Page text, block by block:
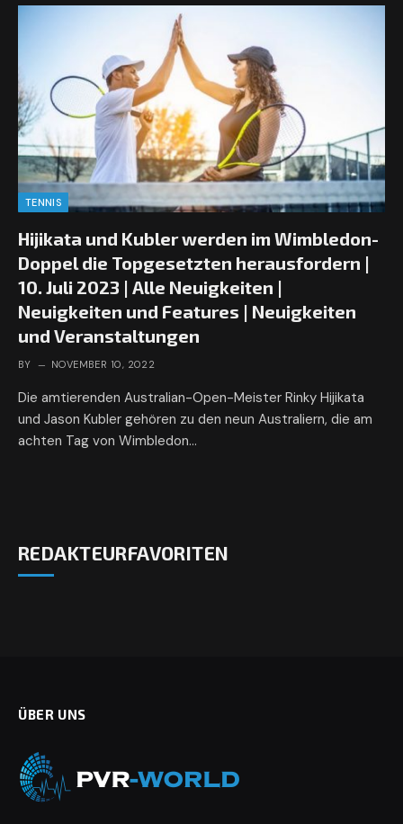
TENNIS
Hijikata und Kubler werden im Wimbledon-
Doppel die Topgesetzten herausfordern |
10. Juli 2023 | Alle Neuigkeiten |
Neuigkeiten und Features | Neuigkeiten
und Veranstaltungen
BY NOVEMBER 10, 2022
Die amtierenden Australian-Open-Meister Rinky Hijikata
und Jason Kubler gehören zu den neun Australiern, die am
achten Tag von Wimbledon…
REDAKTEURFAVORITEN
ÜBER UNS